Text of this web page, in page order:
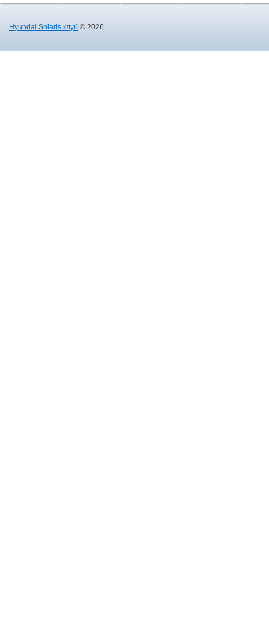
Hyundai Solaris клуб © 2026